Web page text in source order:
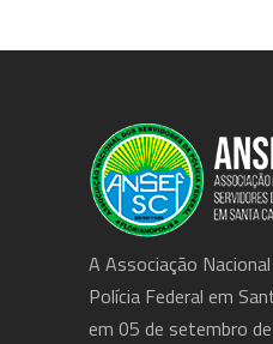
A Associação
Polícia Federal em
em 05 de setembro